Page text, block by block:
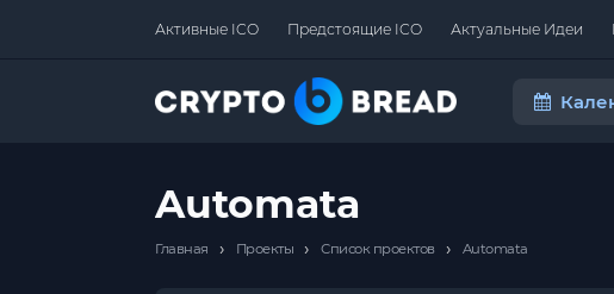
Активные ICO Предстоящие ICO Актуальные Идеи
Automata
Главная › Проекты › Список проектов › Automata